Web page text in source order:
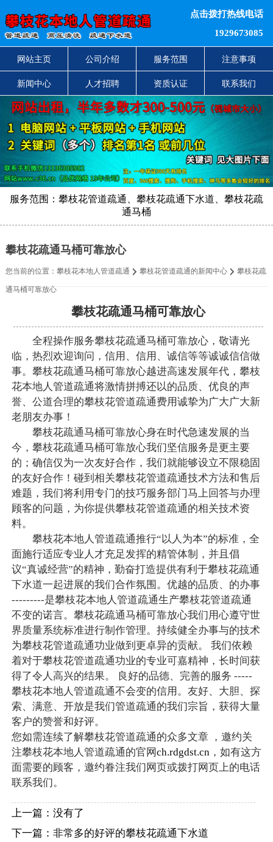
点击拨打热线电话
1929673085
网站主页 公司介绍 服务范围 注意事项
新闻中心 人才招聘 资质认证 联系我们
服务范围：攀枝花管道疏通、攀枝花疏通下水道、攀枝花疏
通马桶
攀枝花疏通马桶可靠放心
您当前的位置： 攀枝花本地人管道疏通 攀枝花管道疏通的新闻中心 攀枝花疏
通马桶可靠放心
攀枝花疏通马桶可靠放心
全程操作服务攀枝花疏通马桶可靠放心，敬请光
临，热烈欢迎询问，信用、信用、诚信等等诚诚信信做
事。攀枝花疏通马桶可靠放心越进高速发展年代，攀枝
花本地人管道疏通将激情拼搏还以的品质、优良的声
誉、公道合理的攀枝花管道疏通费用诚挚为广大广大新
老朋友办事！
攀枝花疏通马桶可靠放心身在时代急速发展的当
今，攀枝花疏通马桶可靠放心我们坚信服务是更主要
的；确信仅为一次友好合作，我们就能够设立不限稳固
的友好合作！碰到相关攀枝花管道疏通技术方法和售后
难题，我们将利用专门的技巧服务部门马上回答与办理
顾客的问题，为你提供攀枝花管道疏通的相关技术资
料。
攀枝花本地人管道疏通推行“以人为本”的标准，全
面施行适应专业人才充足发挥的精管体制，并且倡
议“真诚经营”的精神，勤奋打造提供有利于攀枝花疏通
下水道一起进展的我们合作氛围。优越的品质、的办事
---------是攀枝花本地人管道疏通生产攀枝花管道疏通
不变的诺言。攀枝花疏通马桶可靠放心我们用心遵守世
界质量系统标准进行制作管理。持续健全办事与的技术
为攀枝花管道疏通功业做到更卓异的贡献。 我们依赖
着对于攀枝花管道疏通功业的专业可嘉精神，长时间获
得了令人高兴的结果。 良好的品德、完善的服务 -----
攀枝花本地人管道疏通不会变的信用。友好、大胆、探
索、满意、开放是我们管道疏通的我们宗旨，获得大量
客户的赞誉和好评。
您如需连续了解攀枝花管道疏通的众多文章 ，邀约关
注攀枝花本地人管道疏通的官网ch.rdgdst.cn，如有这方
面需要的顾客，邀约眷注我们网页或拨打网页上的电话
联系我们。
上一篇：没有了
下一篇： 非常多的好评的攀枝花疏通下水道